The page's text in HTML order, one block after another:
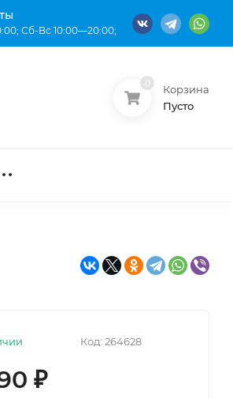
Сб-Вс 10:00—20:00;
Корзина
Пусто
Код: 264628
₽